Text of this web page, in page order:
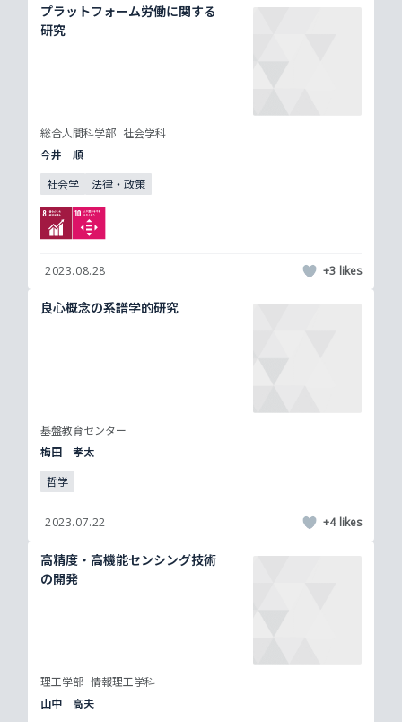
プラットフォーム労働に関する
研究
総合人間科学部 社会学科
今井 順
社会学
法律・政策
2023.08.28 +3
良心概念の系譜学的研究
基盤教育センター
梅田 孝太
哲学
2023.07.22 +4
高精度・高機能センシング技術
の開発
理工学部 情報理工学科
山中 高夫